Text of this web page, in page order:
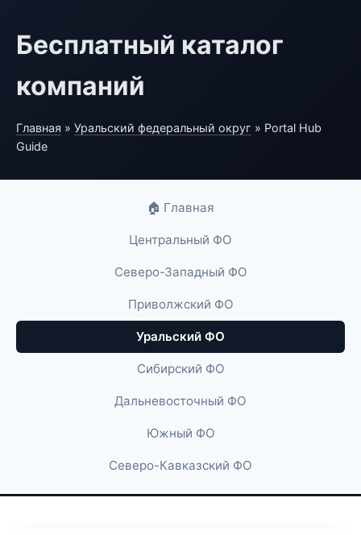
Бесплатный каталог
компаний
Главная » Уральский федеральный округ » Portal Hub
Guide
🏠 Главная
Центральный ФО
Северо-Западный ФО
Приволжский ФО
Уральский ФО
Сибирский ФО
Дальневосточный ФО
Южный ФО
Северо-Кавказский ФО